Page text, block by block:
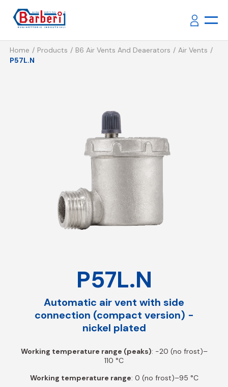
Home Products B6 Air Vents And Deaerators
Air Vents
P57L.N
P57L.N
Automatic air vent with side
connection (compact version) -
nickel plated
Working temperature range (peaks): -20 (no frost)–
110 °C
Working temperature range: 0 (no frost)–95 °C